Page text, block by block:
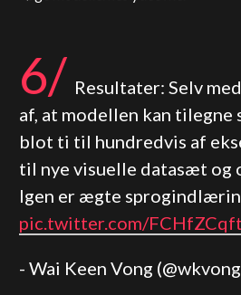
6/ Resultater: Selv
af, at modellen kan
blot ti til hundredvis af
til nye visuelle datasæt og
Igen er ægte
pic.twitter.com/
- Wai Keen Vong